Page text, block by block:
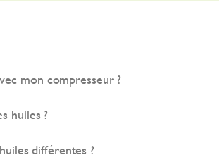
mon compresseur ?
huiles ?
différentes ?